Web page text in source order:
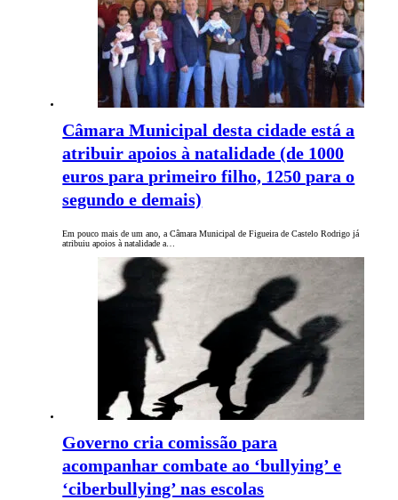
Câmara Municipal desta cidade está a
atribuir apoios à natalidade (de 1000
euros para primeiro filho, 1250 para o
segundo e demais)
Em pouco mais de um ano, a Câmara Municipal de Figueira de Castelo Rodrigo já
atribuiu apoios à natalidade a…
Governo cria comissão para
acompanhar combate ao ‘bullying’ e
‘ciberbullying’ nas escolas